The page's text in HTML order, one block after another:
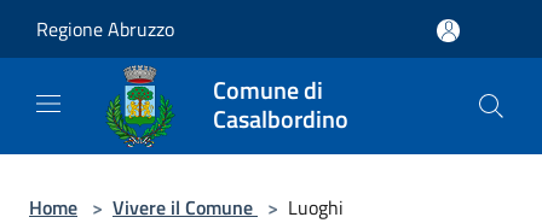
Regione Abruzzo
Comune di
Casalbordino
Home > Vivere il Comune > Luoghi